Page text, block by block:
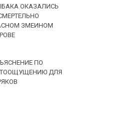
ОКАЗАЛИСЬ
ЗМЕИНОМ
ПО
ДЛЯ